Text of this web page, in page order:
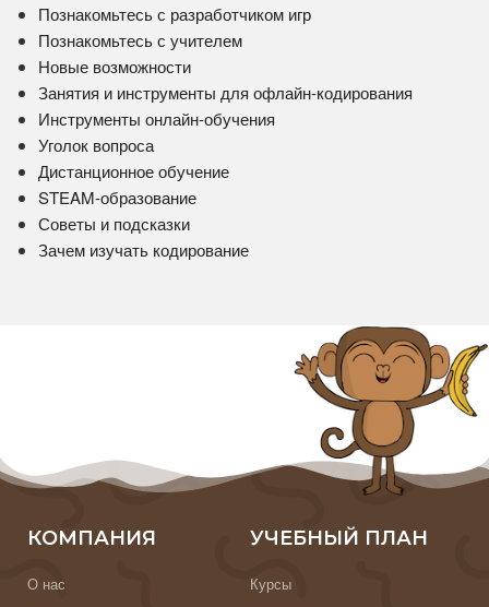
Познакомьтесь с разработчиком игр
Познакомьтесь с учителем
Новые возможности
Занятия и инструменты для офлайн-кодирования
Инструменты онлайн-обучения
Уголок вопроса
Дистанционное обучение
STEAM-образование
Советы и подсказки
Зачем изучать кодирование
КОМПАНИЯ
О нас
УЧЕБНЫЙ ПЛАН
Курсы